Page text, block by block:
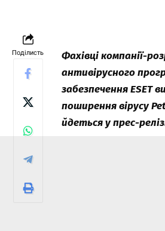
Поділисть
Фахівці компанії-
антивірусного
забезпечення ESET
поширення вірусу
йдеться у прес-